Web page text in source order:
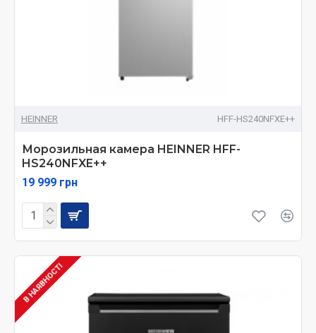
HEINNER HFF-HS240NFXE++
Морозильная камера HEINNER HFF-
HS240NFXE++
19 999 грн
В НАЯВНОСТІ